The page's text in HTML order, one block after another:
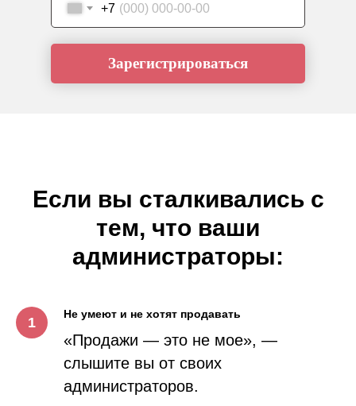
+7
Зарегистрироваться
Если вы сталкивались с
тем, что ваши
администраторы:
Не умеют и не хотят продавать
«Продажи — это не мое», —
слышите вы от своих
администраторов.